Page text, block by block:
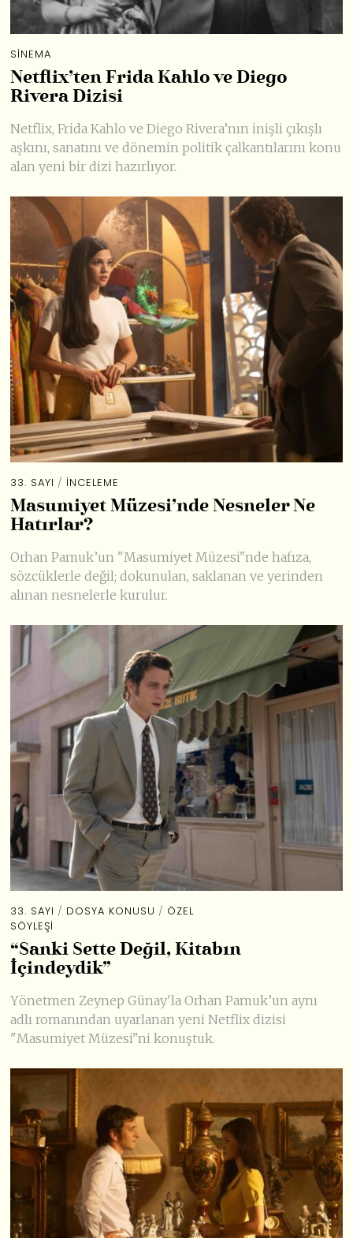
SINEMA
Netflix’ten Frida Kahlo ve Diego
Rivera Dizisi
Netflix, Frida Kahlo ve Diego Rivera’nın inişli çıkışlı
aşkını, sanatını ve dönemin politik çalkantılarını konu
alan yeni bir dizi hazırlıyor.
33. SAYI / İNCELEME
Masumiyet Müzesi’nde Nesneler Ne
Hatırlar?
Orhan Pamuk’un "Masumiyet Müzesi"nde hafıza,
sözcüklerle değil; dokunulan, saklanan ve yerinden
alınan nesnelerle kurulur.
33. SAYI / DOSYA KONUSU / ÖZEL
SÖYLEŞI
“Sanki Sette Değil, Kitabın
İçindeydik”
Yönetmen Zeynep Günay'la Orhan Pamuk’un aynı
adlı romanından uyarlanan yeni Netflix dizisi
"Masumiyet Müzesi"ni konuştuk.